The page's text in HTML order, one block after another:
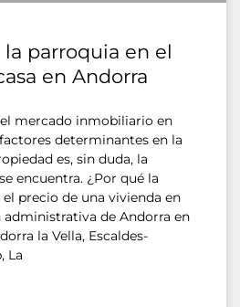
parroquia en el
en Andorra
mercado inmobiliario en
determinantes en la
es, sin duda, la
encuentra. ¿Por qué la
precio de una vivienda en
administrativa de Andorra en
la Vella, Escaldes-
La